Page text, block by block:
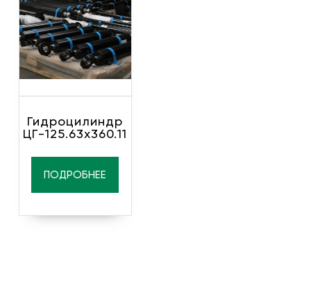
Гидроцилиндр
ЦГ-125.63х360.11
ПОДРОБНЕЕ